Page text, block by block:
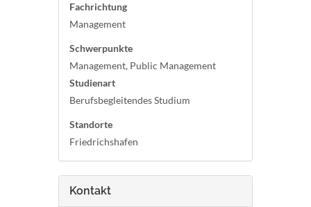
Fachrichtung
Management
Schwerpunkte
Management, Public Management
Studienart
Berufsbegleitendes Studium
Standorte
Friedrichshafen
Kontakt